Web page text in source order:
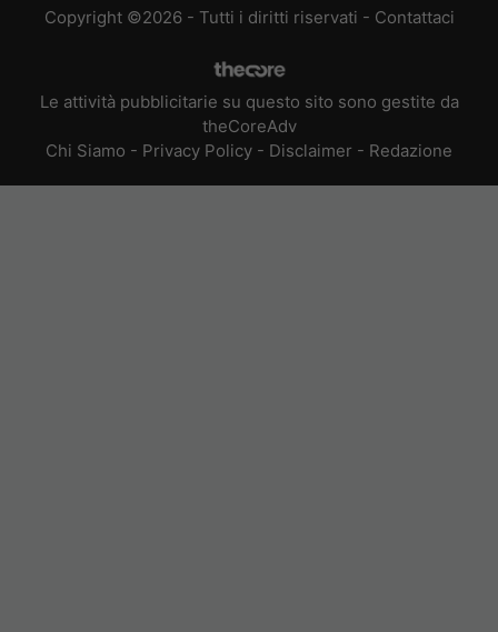
Copyright ©2026 - Tutti i diritti riservati - Contattaci
Le attività pubblicitarie su questo sito sono gestite da
theCoreAdv
Chi Siamo - Privacy Policy - Disclaimer - Redazione